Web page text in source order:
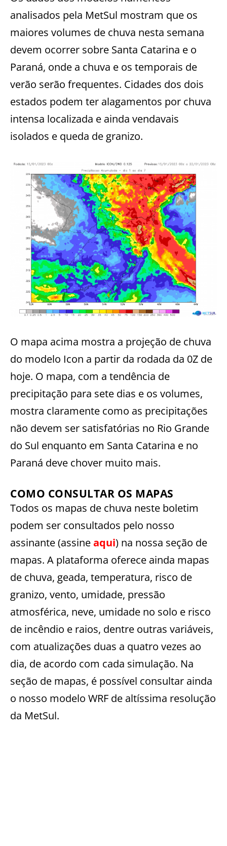
analisados pela MetSul mostram que os
maiores volumes de chuva nesta semana
devem ocorrer sobre Santa Catarina e o
Paraná, onde a chuva e os temporais de
verão serão frequentes. Cidades dos dois
estados podem ter alagamentos por chuva
intensa localizada e ainda vendavais
isolados e queda de granizo.
O mapa acima mostra a projeção de chuva
do modelo Icon a partir da rodada da 0Z de
hoje. O mapa, com a tendência de
precipitação para sete dias e os volumes,
mostra claramente como as precipitações
não devem ser satisfatórias no Rio Grande
do Sul enquanto em Santa Catarina e no
Paraná deve chover muito mais.
COMO CONSULTAR OS MAPAS
Todos os mapas de chuva neste boletim
podem ser consultados pelo nosso
assinante (assineaqui) na nossa seção de
mapas. A plataforma oferece ainda mapas
de chuva, geada, temperatura, risco de
granizo, vento, umidade, pressão
atmosférica, neve, umidade no solo e risco
de incêndio e raios, dentre outras variáveis,
com atualizações duas a quatro vezes ao
dia, de acordo com cada simulação. Na
seção de mapas, é possível consultar ainda
o nosso modelo WRF de altíssima resolução
da MetSul.